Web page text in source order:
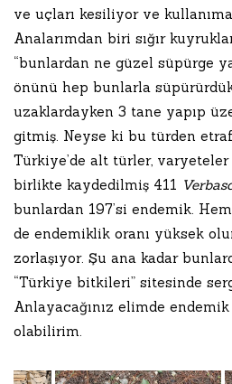
ve uçları kesiliyor ve
Analarımdan biri sığır
“bunlardan ne güzel süpürge
önünü hep bunlarla
uzaklardayken 3 tane yapıp
gitmiş. Neyse ki bu türden
Türkiye’de alt türler,
birlikte kaydedilmiş 411
bunlardan 197’si endemik.
de endemiklik oranı yüksek
zorlaşıyor. Şu ana kadar
“Türkiye bitkileri” sitesinde
Anlayacağınız elimde
olabilirim.